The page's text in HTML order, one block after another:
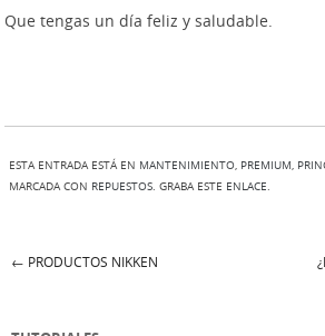
Que tengas un día feliz y saludable.
ESTA ENTRADA ESTÁ EN MANTENIMIENTO, PREMIUM,
MARCADA CON REPUESTOS. GRABA ESTE ENLACE.
← PRODUCTOS NIKKEN